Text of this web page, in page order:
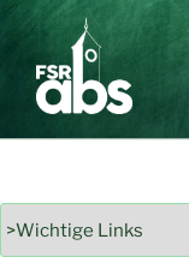
springen
FSR ABS